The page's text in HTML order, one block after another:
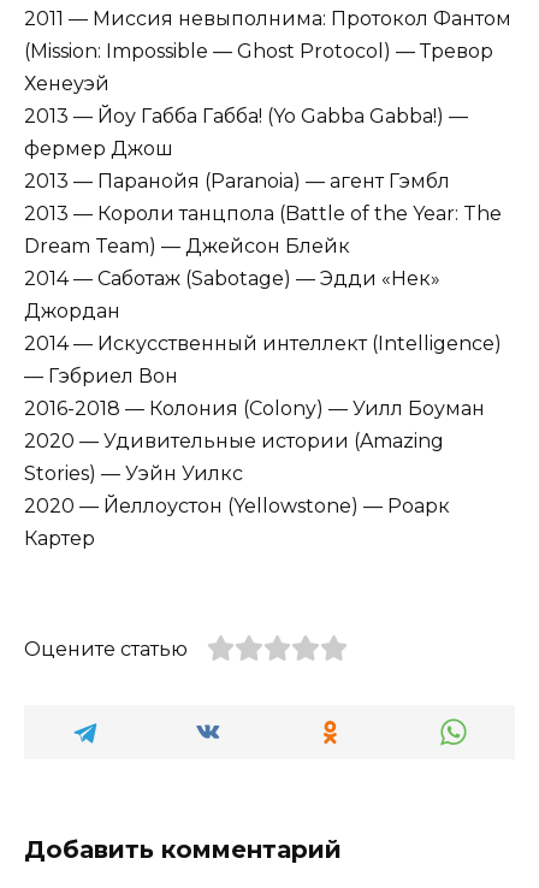
2011 — Миссия невыполнима: Протокол Фантом
(Mission: Impossible — Ghost Protocol) — Тревор
Хенеуэй
2013 — Йоу Габба Габба! (Yo Gabba Gabba!) —
фермер Джош
2013 — Паранойя (Paranoia) — агент Гэмбл
2013 — Короли танцпола (Battle of the Year: The
Dream Team) — Джейсон Блейк
2014 — Саботаж (Sabotage) — Эдди «Нек»
Джордан
2014 — Искусственный интеллект (Intelligence)
— Гэбриел Вон
2016-2018 — Колония (Colony) — Уилл Боуман
2020 — Удивительные истории (Amazing
Stories) — Уэйн Уилкс
2020 — Йеллоустон (Yellowstone) — Роарк
Картер
Оцените статью
Добавить комментарий